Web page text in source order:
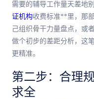
需要的辅导工作量天差地
证机构收费标准**里，那
己组织骨干力量盘点，或
做个初步的差距分析，这
更精准。
第二步：合理
求全